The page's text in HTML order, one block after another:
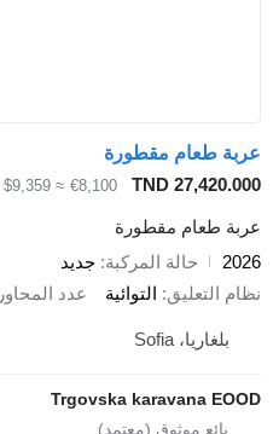
عربة طعام مقطورة
TND 27,420.000
€8,100
≈ $9,359
عربة طعام مقطورة
2026
حالة المركبة جديد
نظام التعليق التوائية عدد المحاور
بلغاريا، Sofia
Trgovska karavana EOOD